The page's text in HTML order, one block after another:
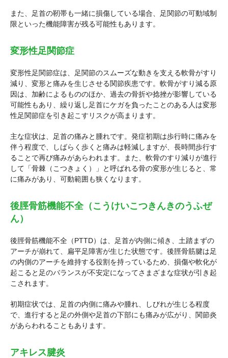
また、足首の靭帯も一緒に損傷している場合、足関節の可動域制
限といった機能障害が残る可能性もあります。
変形性足関節症
変形性足関節症は、足関節のスムーズな動きを支える軟骨がすり
減り、変形と痛みを生じさせる関節疾患です。軟骨がすり減る原
因は、加齢によるもののほか、過去の骨折や捻挫が影響している
可能性もあり、繰り返し足首にケガを負ったことのある人は変形
性足関節症を引き起こすリスクが高まります。
主な症状は、足首の痛みと腫れです。発症初期は歩行時に痛みを
伴う程度で、しばらく歩くと痛みは軽減しますが、長時間歩行す
ることで再び痛みがあらわれます。また、軟骨のすり減りが進行
して「骨棘（こつきょく）」と呼ばれる骨の変形が生じると、常
に痛みがあり、可動範囲も狭くなります。
後脛骨筋機能不全（こうけいこつきんきのうふぜ
ん）
後脛骨筋機能不全（PTTD）は、足首が内側に傾き、土踏まずの
アーチが崩れて、扁平足障害が生じた状態です。後脛骨筋腱は足
の内側のアーチを維持する役割を持っているため、損傷や軟化が
起こると足のバランスが不安定になってさまざまな症状が引き起
こされます。
初期症状では、足首の内側に痛みや腫れ、しびれが生じる程度
で、進行すると足の外側や足首の下部にも痛みが広がり、関節炎
があらわれることもあります。
アキレス腱炎